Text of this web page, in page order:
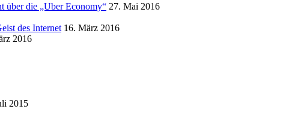
über die „Uber Economy“ 27. Mai 2016
des Internet 16. März 2016
2016
2015